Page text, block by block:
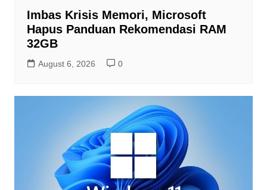
Imbas Krisis Memori, Microsoft
Hapus Panduan Rekomendasi RAM
32GB
August 6, 2026 0